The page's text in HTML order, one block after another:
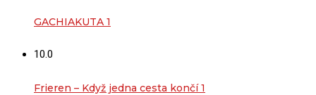
GACHIAKUTA 1
10.0
Frieren – Když jedna cesta končí 1